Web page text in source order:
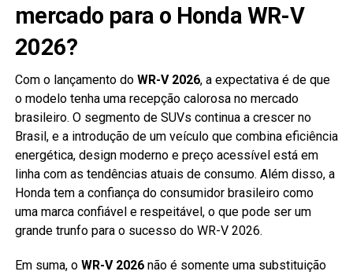
mercado para o Honda WR-V
2026?
Com o lançamento do WR-V 2026, a expectativa é de que
o modelo tenha uma recepção calorosa no mercado
brasileiro. O segmento de SUVs continua a crescer no
Brasil, e a introdução de um veículo que combina eficiência
energética, design moderno e preço acessível está em
linha com as tendências atuais de consumo. Além disso, a
Honda tem a confiança do consumidor brasileiro como
uma marca confiável e respeitável, o que pode ser um
grande trunfo para o sucesso do WR-V 2026.
Em suma, o WR-V 2026não é somente uma substituição